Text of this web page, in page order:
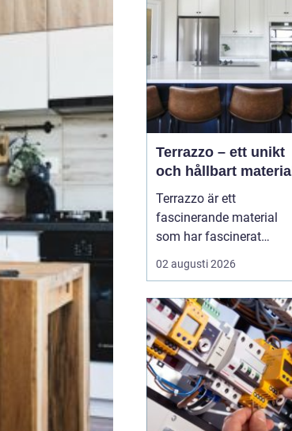
runt. Därför spelar valet
02 augusti 2026
Terrazzo – ett unikt
och hållbart material
Terrazzo är ett
fascinerande material
som har fascinerat
människor i
århundraden med sin
hållbarhet. Genom att
blanda marmor, granit,
glas och andra material
med cement skapas
terrazzo, som sedan
poleras f...
02 augusti 2026